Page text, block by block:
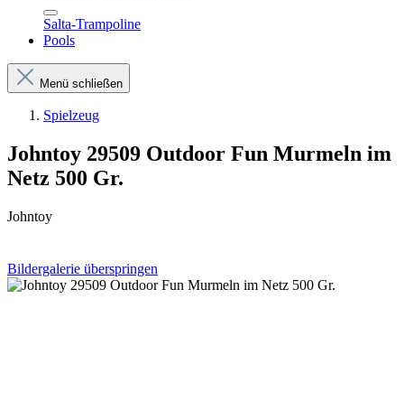
Salta-Trampoline
Pools
Menü schließen
Spielzeug
Johntoy 29509 Outdoor Fun Murmeln im
Netz 500 Gr.
Johntoy
Bildergalerie überspringen